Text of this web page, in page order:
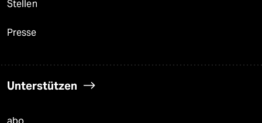
Stellen
Presse
Unterstützen